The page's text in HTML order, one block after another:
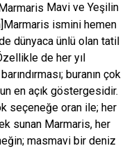
Mavi ve Yeşilin
ismini hemen
dünyaca ünlü olan tatil
de her yıl
buranın çok
en açık göstergesidir.
seçeneğe oran ile; her
sunan Marmaris, her
masmavi bir deniz